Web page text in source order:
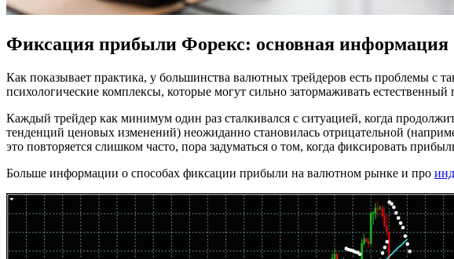
Фиксация прибыли Форекс: основная информация
Как показывает практика, у большинства валютных трейдеров есть проблемы с
психологические комплексы, которые могут сильно затормаживать естественный
Каждый трейдер как минимум один раз сталкивался с ситуацией, когда
тенденций ценовых изменений) неожиданно становилась отрицательной
это повторяется слишком часто, пора задуматься о том, когда фиксировать
Больше информации о способах фиксации прибыли на валютном рынке и про